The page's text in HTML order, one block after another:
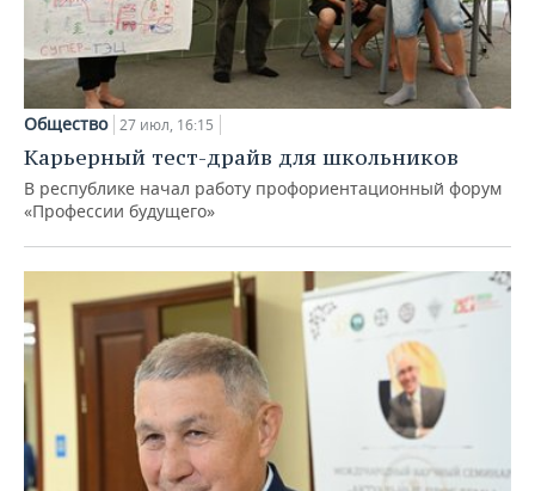
Общество 27 июл, 16:15
Карьерный тест-драйв для школьников
В республике начал работу профориентационный форум
«Профессии будущего»